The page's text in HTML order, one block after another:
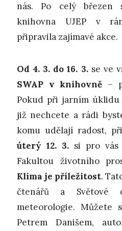
nás. Po celý březen
knihovna UJEP v
připravila zajímavé akce.
Od 4. 3. do 16. 3.se ve
SWAP v knihovně –
Pokud při jarním
již nechcete a rádi
komu udělají radost,
úterý 12. 3. si pro vás
Fakultou životního
Klima je příležitost.
čtenářů a
meteorologie. Můžete
Petrem Danišem,